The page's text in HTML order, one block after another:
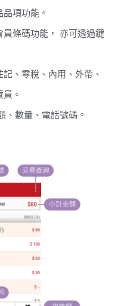
項功能。
條碼功能， 亦可透過鍵
、零稅、內用、外帶、
。
、數量、電話號碼。